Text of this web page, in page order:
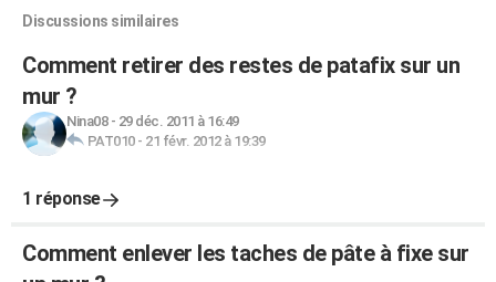
Discussions similaires
Comment retirer des restes de patafix sur un
mur ?
Nina08- 29 déc. 2011 à 16:49
PAT010- 21 févr. 2012 à 19:39
1 réponse
Comment enlever les taches de pâte à fixe sur